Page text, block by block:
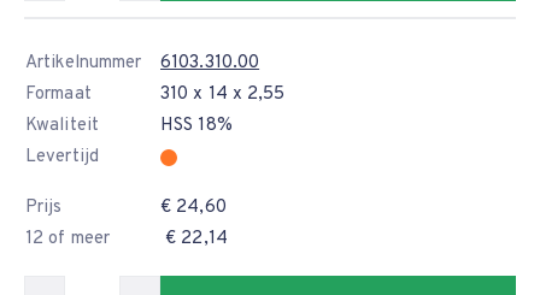
Artikelnummer
6103.310.00
Formaat
310 x 14 x 2,55
Kwaliteit
HSS 18%
Levertijd
Prijs
€ 24,60
12 of meer
€ 22,14